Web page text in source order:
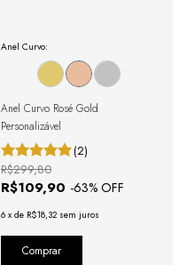
Anel Curvo:
Anel Curvo Rosé Gold
Personalizável
(2)
R$109,90 -63% OFF
R$299,80
6 x de R$18,32 sem juros
Comprar